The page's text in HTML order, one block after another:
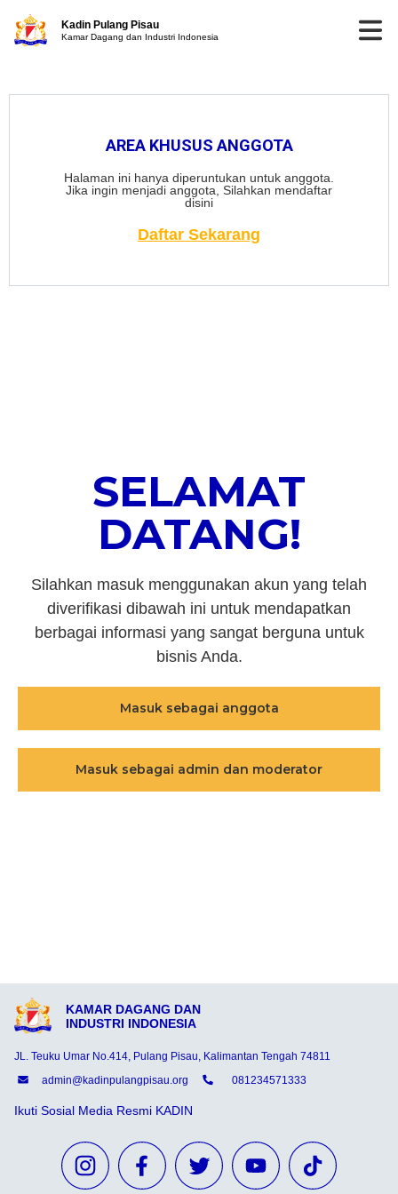
Kadin Pulang Pisau
Kamar Dagang dan Industri Indonesia
AREA KHUSUS ANGGOTA
Halaman ini hanya diperuntukan untuk anggota.
Jika ingin menjadi anggota, Silahkan mendaftar
disini
Daftar Sekarang
SELAMAT
DATANG!
Silahkan masuk menggunakan akun yang telah
diverifikasi dibawah ini untuk mendapatkan
berbagai informasi yang sangat berguna untuk
bisnis Anda.
Masuk sebagai anggota
Masuk sebagai admin dan moderator
KAMAR DAGANG DAN
INDUSTRI INDONESIA
JL. Teuku Umar No.414, Pulang Pisau, Kalimantan Tengah 74811
admin@kadinpulangpisau.org
081234571333
Ikuti Sosial Media Resmi KADIN